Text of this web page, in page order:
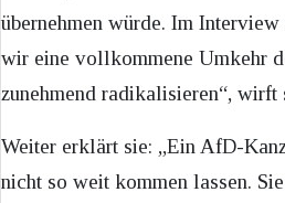
übernehmen würde. Im Interview
wir eine vollkommene Umkehr
zunehmend radikalisieren“,
Weiter erklärt sie: „Ein AfD-
nicht so weit kommen lassen.